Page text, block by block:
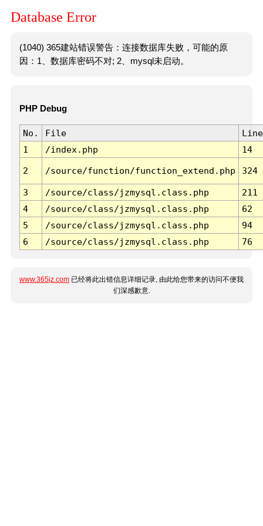
Database Error
(1040) 365建站错误警告：连接数据库失败，可能的原
因：1、数据库密码不对; 2、mysql未启动。
PHP Debug
No. File
Line
1
/index.php 14
2 /source/function/function_extend.php 324
3 /source/class/jzmysql.class.php
211
4
/source/class/jzmysql.class.php
62
5
/source/class/jzmysql.class.php
94
6
/source/class/jzmysql.class.php 76
www.365jz.com 已经将此出错信息详细记录, 由此给您带来的访问不便我
们深感歉意.